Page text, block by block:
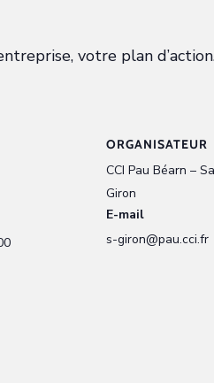
votre plan
ORGANISATEUR
CCI Pau Béarn –
Giron
E-mail
s-giron@pau.cci.fr